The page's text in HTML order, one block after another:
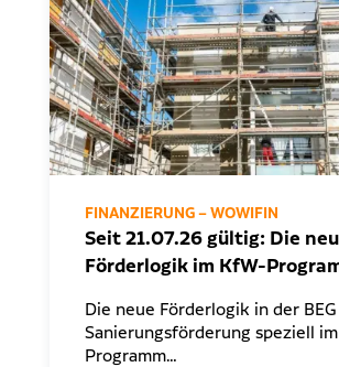
FINANZIERUNG – WOWIFIN
Seit 21.07.26 gültig: Die
Förderlogik im KfW-
Die neue Förderlogik in der BEG
Sanierungsförderung speziell
Programm…